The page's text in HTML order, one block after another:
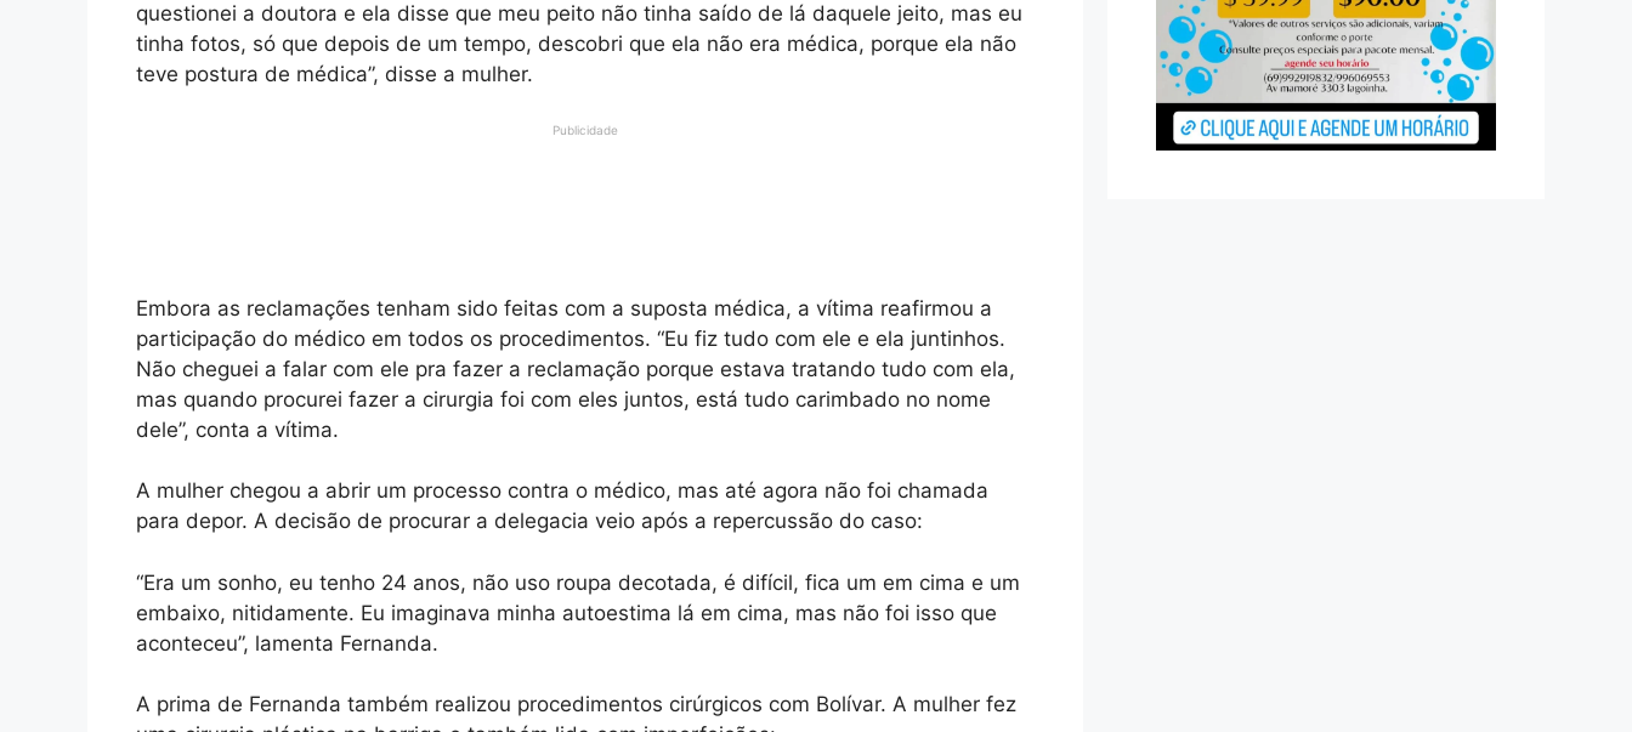
questionei a doutora e ela disse que meu peito não tinha saído de lá daquele jeito, mas eu
tinha fotos, só que depois de um tempo, descobri que ela não era médica, porque ela não
teve postura de médica”, disse a mulher.
Publicidade
Embora as reclamações tenham sido feitas com a suposta médica, a vítima reafirmou a
participação do médico em todos os procedimentos. “Eu fiz tudo com ele e ela juntinhos.
Não cheguei a falar com ele pra fazer a reclamação porque estava tratando tudo com ela,
mas quando procurei fazer a cirurgia foi com eles juntos, está tudo carimbado no nome
dele”, conta a vítima.
A mulher chegou a abrir um processo contra o médico, mas até agora não foi chamada
para depor. A decisão de procurar a delegacia veio após a repercussão do caso:
“Era um sonho, eu tenho 24 anos, não uso roupa decotada, é difícil, fica um em cima e um
embaixo, nitidamente. Eu imaginava minha autoestima lá em cima, mas não foi isso que
aconteceu”, lamenta Fernanda.
A prima de Fernanda também realizou procedimentos cirúrgicos com Bolívar. A mulher fez